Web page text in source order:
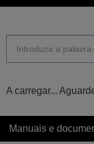
A carregar...
Manuais e